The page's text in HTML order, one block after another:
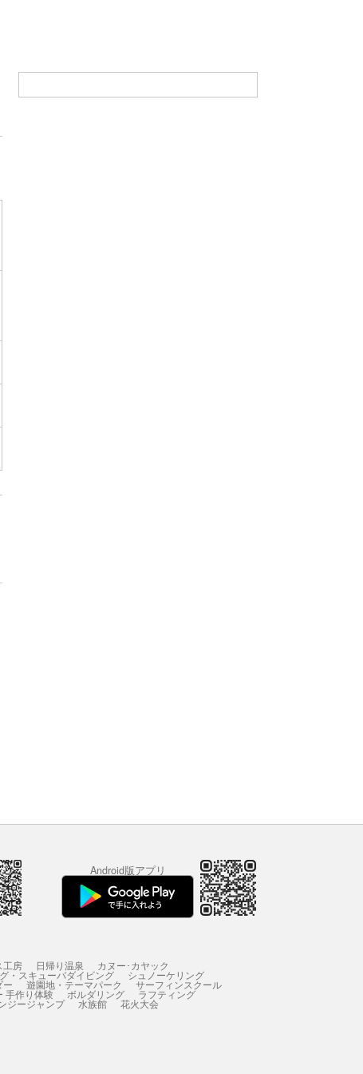
Android版アプリ
工房 日帰り温泉 カヌー･カヤック
・スキューバダイビング シュノーケリング
ー 遊園地・テーマパーク サーフィンスクール
手作り体験 ボルダリング ラフティング
ジージャンプ 水族館 花火大会